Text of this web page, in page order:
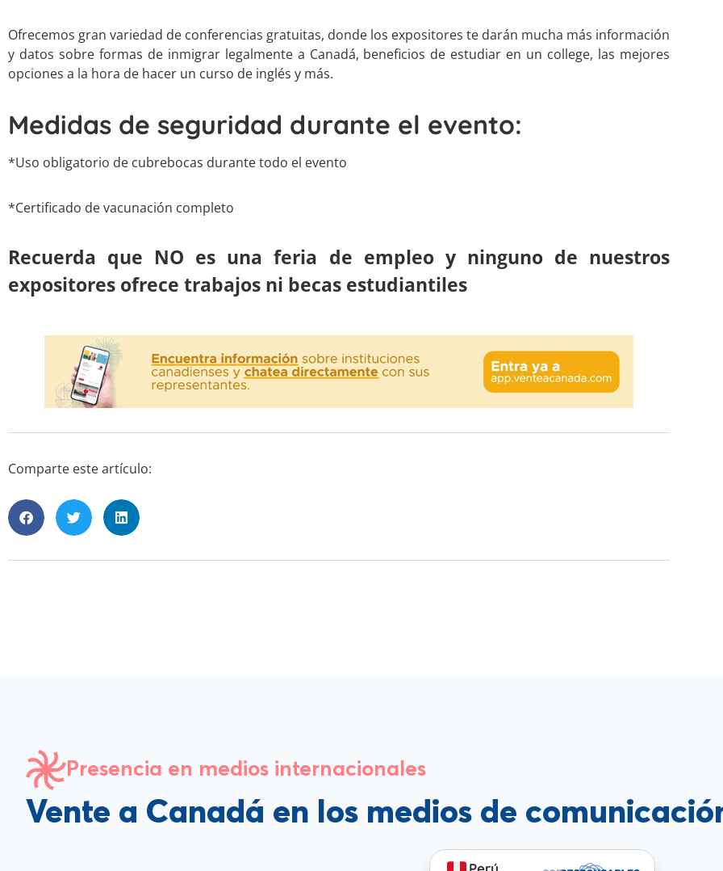
Ofrecemos gran variedad de conferencias gratuitas, donde los expositores te darán mucha más información
y datos sobre formas de inmigrar legalmente a Canadá, beneficios de estudiar en un college, las mejores
opciones a la hora de hacer un curso de inglés y más.
Medidas de seguridad durante el evento:
*Uso obligatorio de cubrebocas durante todo el evento
*Certificado de vacunación completo
Recuerda que NO es una feria de empleo y ninguno de nuestros
expositores ofrece trabajos ni becas estudiantiles
Comparte este artículo:
Presencia en medios internacionales
Vente a Canadá en los medios de